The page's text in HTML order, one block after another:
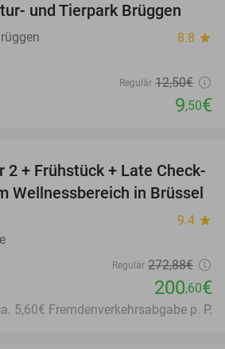
24%
und Tierpark Brüggen
8.8 star
Regulär 12,50€
9,50€
26%
2 + Frühstück + Late Check-
Wellnessbereich in Brüssel
9.4 star
Regulär 272,88€
200,60€
5,60€ Fremdenverkehrsabgabe p. P.